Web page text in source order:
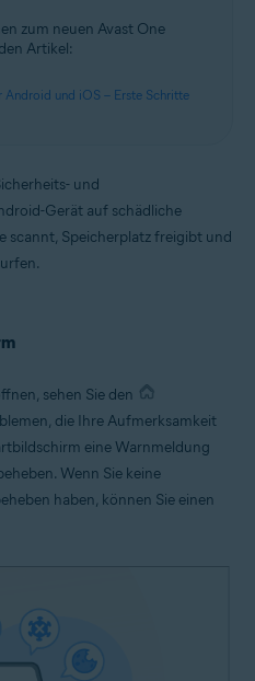
zum neuen Avast One
Artikel:
Android und iOS – Erste Schritte
und
Gerät auf schädliche
scannt, Speicherplatz freigibt und
sehen Sie den
die Ihre Aufmerksamkeit
eine Warnmeldung
Wenn Sie keine
haben, können Sie einen